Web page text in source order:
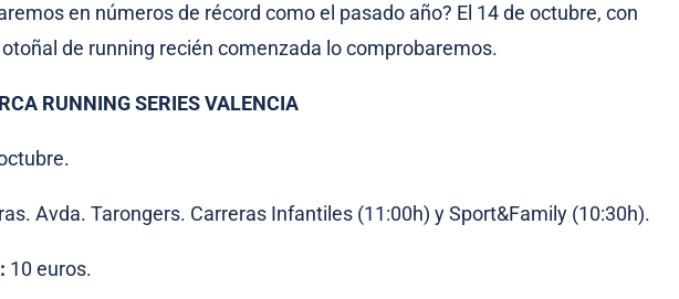
en números de récord como el pasado año? El 14 de octubre, con
de running recién comenzada lo comprobaremos.
RUNNING SERIES VALENCIA
Avda. Tarongers. Carreras Infantiles (11:00h) y Sport&Family (10:30h).
10 euros.